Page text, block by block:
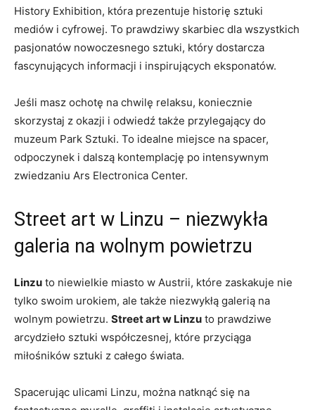
History‌ Exhibition, która prezentuje historię ‍sztuki
mediów i cyfrowej. To prawdziwy ‍skarbiec dla wszystkich
pasjonatów nowoczesnego sztuki, który dostarcza
fascynujących informacji i‌ inspirujących eksponatów.
Jeśli masz ochotę na chwilę relaksu, koniecznie
skorzystaj z okazji ​i odwiedź także przylegający do
⁤muzeum Park Sztuki. To idealne ‌miejsce na spacer,
odpoczynek i dalszą ‌kontemplację ‌po intensywnym
zwiedzaniu Ars Electronica Center.
Street⁤ art w Linzu – niezwykła
galeria⁣ na wolnym powietrzu
Linzu to‌ niewielkie miasto ‌w Austrii,⁣ które zaskakuje nie
tylko swoim urokiem, ale także niezwykłą galerią na
wolnym powietrzu. Street art w​ Linzu to ‌prawdziwe
arcydzieło sztuki współczesnej, które przyciąga
miłośników sztuki z całego świata.
Spacerując ulicami​ Linzu, można natknąć się na